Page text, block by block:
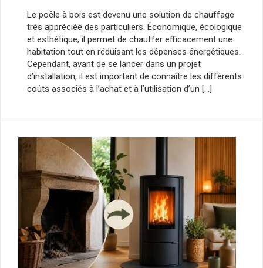
Le poêle à bois est devenu une solution de chauffage
très appréciée des particuliers. Économique, écologique
et esthétique, il permet de chauffer efficacement une
habitation tout en réduisant les dépenses énergétiques.
Cependant, avant de se lancer dans un projet
d’installation, il est important de connaître les différents
coûts associés à l’achat et à l’utilisation d’un […]